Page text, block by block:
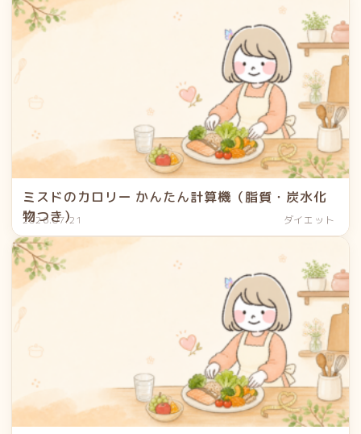
ミスドのカロリー かんたん計算機（脂質・炭水化
物つき）
2026.07.21 ダイエット